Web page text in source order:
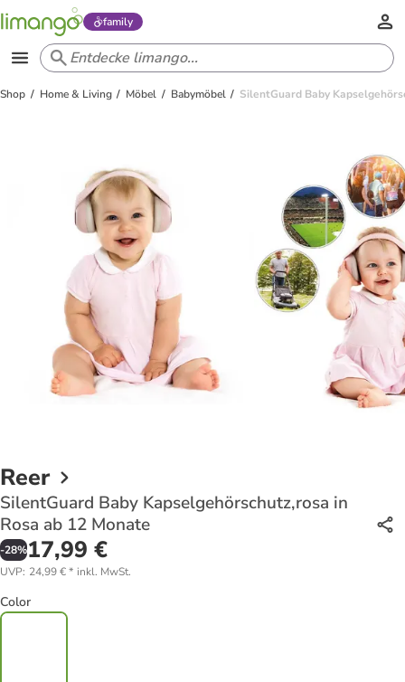
family
Shop Home & Living Möbel Babymöbel SilentGuard Baby
Reer
SilentGuard Baby Kapselgehörschutz,rosa in
Rosa ab 12 Monate
-28%17,99 €
UVP: 24,99 €* inkl. MwSt.
Color